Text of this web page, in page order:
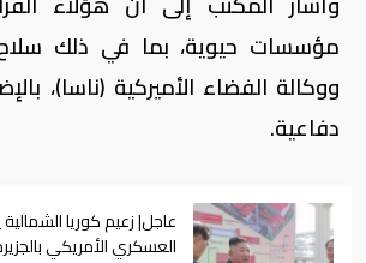
مؤسسات حيوية، بما في ذلك سلاح
ووكالة الفضاء الأميركية (ناسا)،
دفاعية.
عاجل| زعيم كوريا الشمالية
العسكري الأمريكي